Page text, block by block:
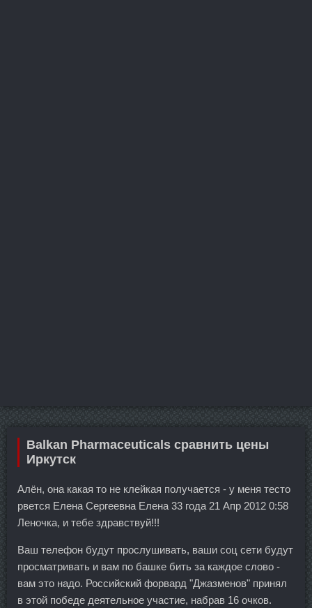
Balkan Pharmaceuticals сравнить цены
Иркутск
Алён, она какая то не клейкая получается - у меня тесто
рвется Елена Сергеевна Елена 33 года 21 Апр 2012 0:58
Леночка, и тебе здравствуй!!!
Ваш телефон будут прослушивать, ваши соц сети будут
просматривать и вам по башке бить за каждое слово -
вам это надо. Российский форвард "Джазменов" принял
в этой победе деятельное участие, набрав 16 очков.